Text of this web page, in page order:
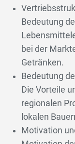
Bedeutung
bei der
Getränken.
Bedeutung
Die Vorteile
regionalen
lokalen
Motivation